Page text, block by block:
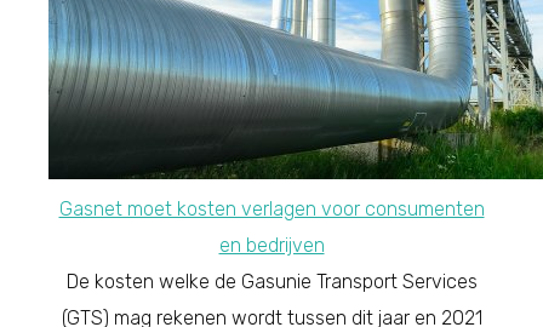
Gasnet moet kosten verlagen voor consumenten
en bedrijven
De kosten welke de Gasunie Transport Services
(GTS) mag rekenen wordt tussen dit jaar en 2021